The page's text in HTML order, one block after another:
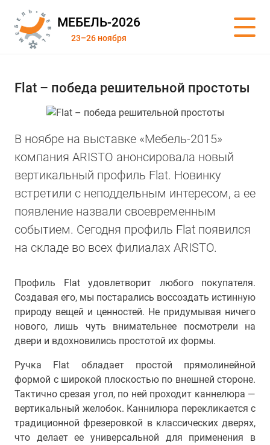
МЕБЕЛЬ-2026
23–26 ноября
Flat – победа решительной простоты
В ноябре на выставке «Мебель-2015»
компания ARISTO анонсировала новый
вертикальный профиль Flat. Новинку
встретили с неподдельным интересом, а ее
появление назвали своевременным
событием. Сегодня профиль Flat появился
на складе во всех филиалах ARISTO.
Профиль Flat удовлетворит любого покупателя.
Создавая его, мы постарались воссоздать истинную
природу вещей и ценностей. Не придумывая ничего
нового, лишь чуть внимательнее посмотрели на
двери и вдохновились простотой их формы.
Ручка Flat обладает простой прямолинейной
формой с широкой плоскостью по внешней стороне.
Тактично срезая угол, по ней проходит каннелюра —
вертикальный желобок. Каннилюра перекликается с
традиционной фрезеровкой в классических дверях,
что делает ее универсальной для применения в